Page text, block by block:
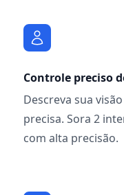
Controle preciso
Descreva sua
precisa. Sora 2
com alta precisão.